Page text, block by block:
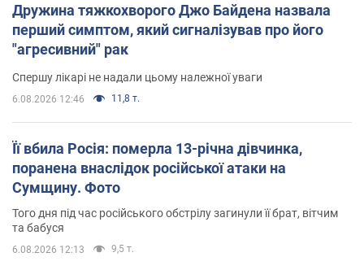
Дружина тяжкохворого Джо Байдена назвала
перший симптом, який сигналізував про його
"агресивний" рак
Спершу лікарі не надали цьому належної уваги
6.08.2026 12:46 11,8 т.
Її вбила Росія: померла 13-річна дівчинка,
поранена внаслідок російської атаки на
Сумщину. Фото
Того дня під час російського обстрілу загинули її брат, вітчим
та бабуся
6.08.2026 12:13 9,5 т.